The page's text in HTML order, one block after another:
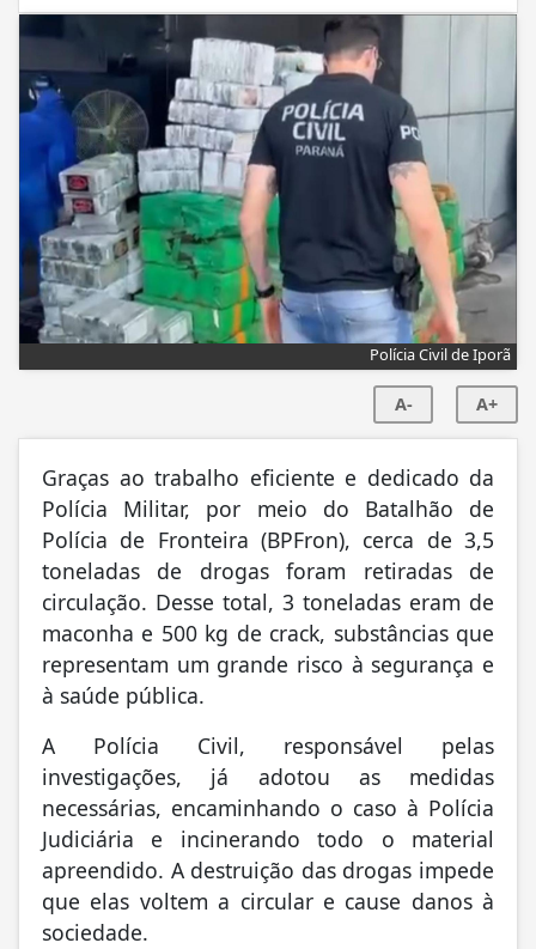
Polícia Civil de Iporã
A- A+
Graças ao trabalho eficiente e dedicado da
Polícia Militar, por meio do Batalhão de
Polícia de Fronteira (BPFron), cerca de 3,5
toneladas de drogas foram retiradas de
circulação. Desse total, 3 toneladas eram de
maconha e 500 kg de crack, substâncias que
representam um grande risco à segurança e
à saúde pública.
A Polícia Civil, responsável pelas
investigações, já adotou as medidas
necessárias, encaminhando o caso à Polícia
Judiciária e incinerando todo o material
apreendido. A destruição das drogas impede
que elas voltem a circular e cause danos à
sociedade.